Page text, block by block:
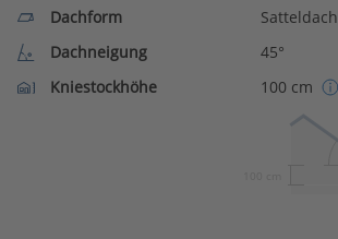
Dachform
Satteldach
Dachneigung
45°
Kniestockhöhe
100 cm